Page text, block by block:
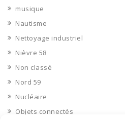
musique
Nautisme
Nettoyage industriel
Nièvre 58
Non classé
Nord 59
Nucléaire
Objets connectés